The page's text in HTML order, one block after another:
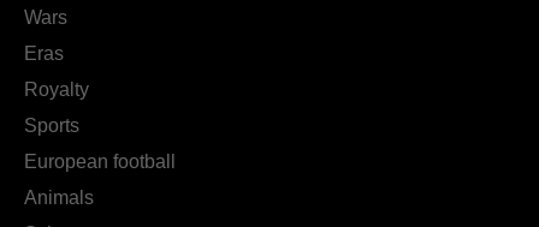
Wars
Eras
Royalty
Sports
European football
Animals